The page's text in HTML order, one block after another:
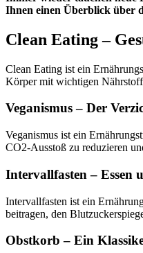
Ihnen einen Überblick über
Clean Eating –
Clean Eating ist ein
Körper mit wichtigen
Veganismus – Der
Veganismus ist ein
CO2-Ausstoß zu reduzieren
Intervallfasten – Essen
Intervallfasten ist ein
beitragen, den
Obstkorb – Ein